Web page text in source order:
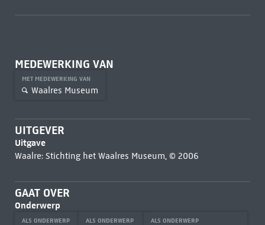
MEDEWERKING VAN
MET MEDEWERKING VAN
Waalres Museum
UITGEVER
Uitgave
Waalre: Stichting het Waalres Museum, © 2006
GAAT OVER
Onderwerp
ALS ONDERWERP ALS ONDERWERP ALS ONDERWERP